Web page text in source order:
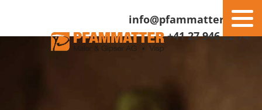
info@pfammatter.com
+41 27 946 22 74